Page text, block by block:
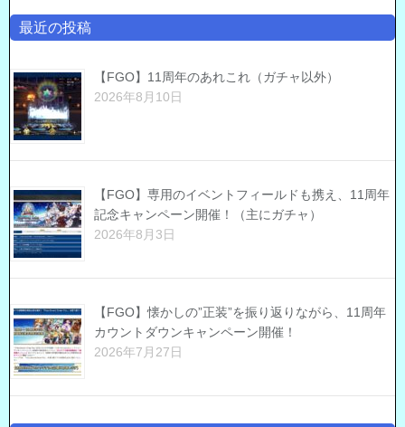
最近の投稿
【FGO】11周年のあれこれ（ガチャ以外）
2026年8月10日
【FGO】専用のイベントフィールドも携え、11周年
記念キャンペーン開催！（主にガチャ）
2026年8月3日
【FGO】懐かしの”正装”を振り返りながら、11周年
カウントダウンキャンペーン開催！
2026年7月27日